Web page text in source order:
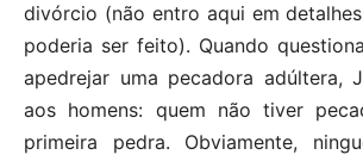
divórcio (não entro aqui em
poderia ser feito). Quando
apedrejar uma pecadora adúltera,
aos homens: quem não tiver
primeira pedra. Obviamente,